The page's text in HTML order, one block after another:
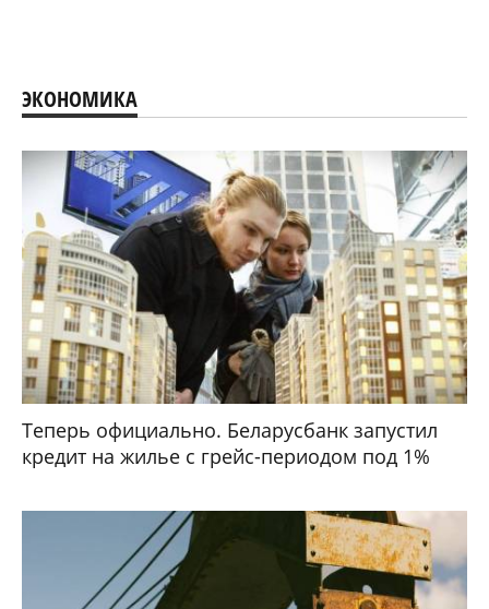
ЭКОНОМИКА
Теперь официально. Беларусбанк запустил
кредит на жилье с грейс-периодом под 1%